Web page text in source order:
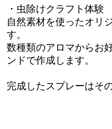
・虫除けクラフト体験
自然素材を使ったオリ
す。
数種類のアロマからお
ンドで作成します。
完成したスプレーはそ